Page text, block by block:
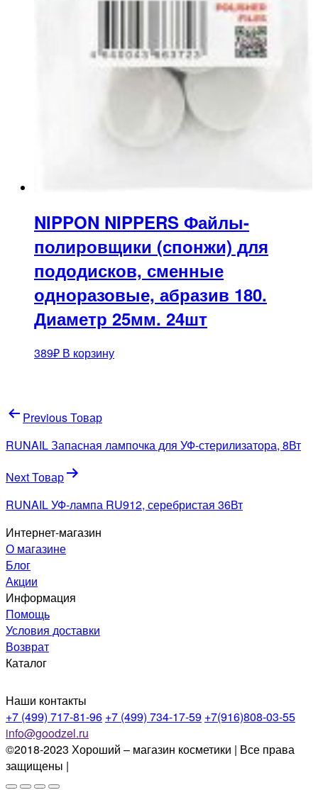
NIPPON NIPPERS Файлы-
полировщики (спонжи) для
пододисков, сменные
одноразовые, абразив 180.
Диаметр 25мм. 24шт
389₽ В корзину
Навигация
по
записям
Previous Товар
RUNAIL Запасная лампочка для УФ-стерилизатора, 8Вт
Next Товар
RUNAIL УФ-лампа RU912, серебристая 36Вт
Интернет-магазин
О магазине
Блог
Акции
Информация
Помощь
Условия доставки
Возврат
Каталог
Наши контакты
+7 (499) 717-81-96 +7 (499) 734-17-59 +7(916)808-03-55
info@goodzel.ru
©2018-2023 Хороший – магазин косметики | Все права
защищены |